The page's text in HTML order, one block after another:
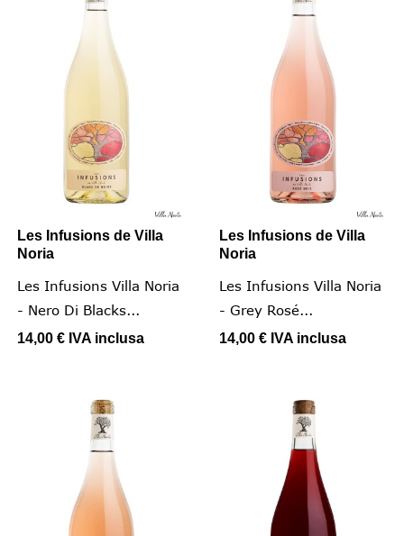
Les Infusions de Villa
Noria
Les Infusions Villa Noria
- Nero Di Blacks...
14,00 € IVA inclusa
Les Infusions de Villa
Noria
Les Infusions Villa Noria
- Grey Rosé...
14,00 € IVA inclusa